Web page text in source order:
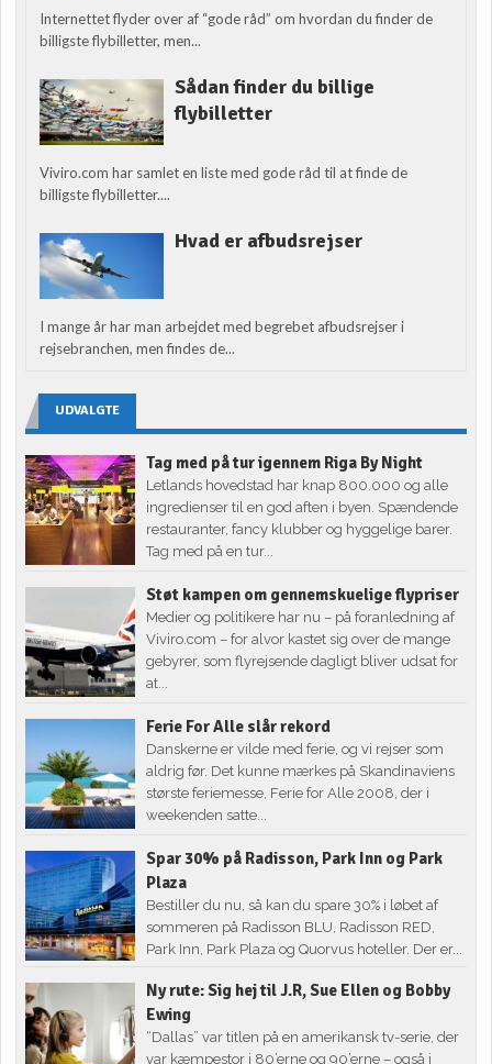
Internettet flyder over af “gode råd” om hvordan du finder de
billigste flybilletter, men...
Sådan finder du billige
flybilletter
Viviro.com har samlet en liste med gode råd til at finde de
billigste flybilletter....
Hvad er afbudsrejser
I mange år har man arbejdet med begrebet afbudsrejser i
rejsebranchen, men findes de...
UDVALGTE
Tag med på tur igennem Riga By Night
Letlands hovedstad har knap 800.000 og alle
ingredienser til en god aften i byen. Spændende
restauranter, fancy klubber og hyggelige barer.
Tag med på en tur...
Støt kampen om gennemskuelige flypriser
Medier og politikere har nu – på foranledning af
Viviro.com – for alvor kastet sig over de mange
gebyrer, som flyrejsende dagligt bliver udsat for
at...
Ferie For Alle slår rekord
Danskerne er vilde med ferie, og vi rejser som
aldrig før. Det kunne mærkes på Skandinaviens
største feriemesse, Ferie for Alle 2008, der i
weekenden satte...
Spar 30% på Radisson, Park Inn og Park
Plaza
Bestiller du nu, så kan du spare 30% i løbet af
sommeren på Radisson BLU, Radisson RED,
Park Inn, Park Plaza og Quorvus hoteller. Der er...
Ny rute: Sig hej til J.R, Sue Ellen og Bobby
Ewing
“Dallas” var titlen på en amerikansk tv-serie, der
var kæmpestor i 80’erne og 90’erne – også i